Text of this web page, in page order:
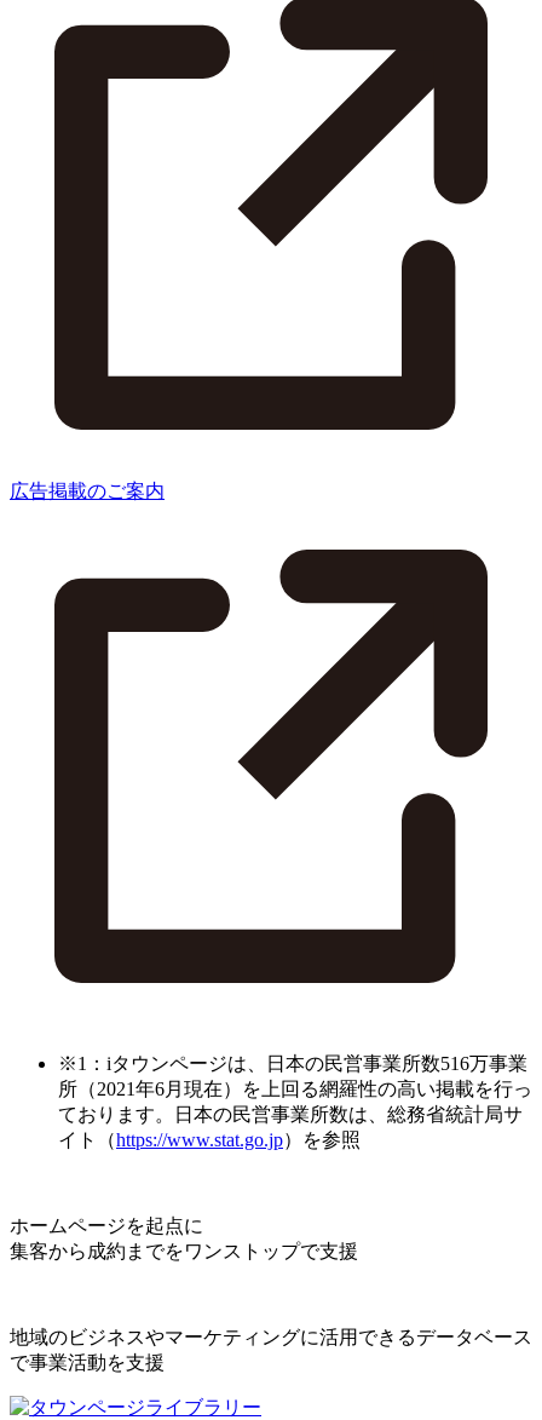
広告掲載のご案内
※1：iタウンページは、日本の民営事業所数516万事業
所（2021年6月現在）を上回る網羅性の高い掲載を行っ
ております。日本の民営事業所数は、総務省統計局サ
イト（https://www.stat.go.jp）を参照
ホームページを起点に
集客から成約までをワンストップで支援
地域のビジネスやマーケティングに活用できるデータベース
で事業活動を支援